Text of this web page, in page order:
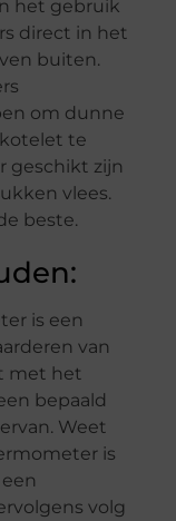
het gebruik
direct in het
buiten.
om dunne
te
geschikt zijn
vlees.
beste.
is een
van
met het
bepaald
Weet
is
volg